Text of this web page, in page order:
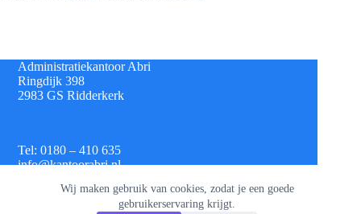
Wij maken gebruik van cookies, zodat je een goede
gebruikerservaring krijgt.
Administratiekantoor Abri
Ringdijk 398
2983 GS Ridderkerk
Tel: 0180 – 410 635
info@kantoorabri.nl